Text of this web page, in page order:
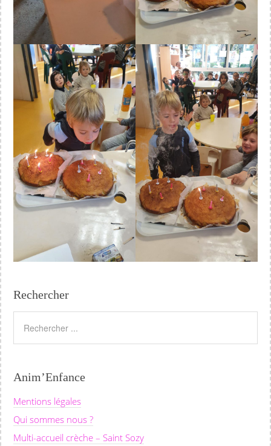
Rechercher
Anim’Enfance
Mentions légales
Qui sommes nous ?
Multi-accueil crèche – Saint Sozy